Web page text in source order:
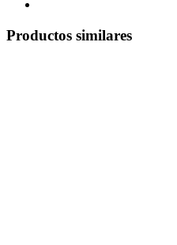
Productos similares